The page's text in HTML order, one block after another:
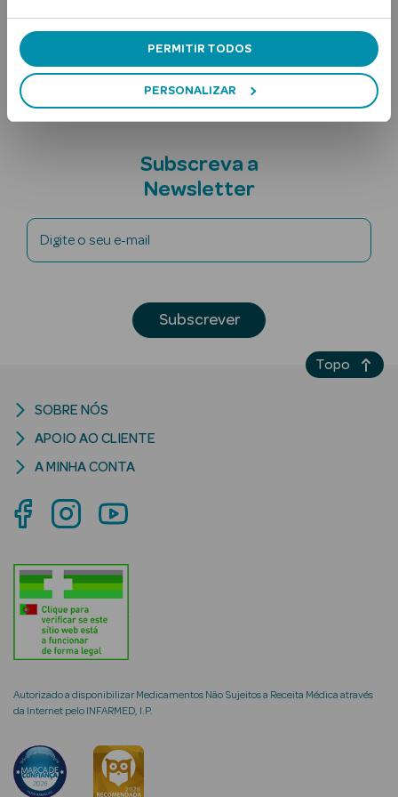
PERMITIR TODOS
PERSONALIZAR
Corpo
Rosto e
Cosmética
Rosto
Hidratantes
Anti-
envelhecimento
Nota adicional
Subscreva a
Newsletter
Digite o seu e-mail
Subscrever
Autorizado a disponibilizar Medicamentos Não Sujeitos a Receita Médica através
da Internet pelo INFARMED, I.P.
SOBRE NÓS
APOIO AO CLIENTE
A MINHA CONTA
Topo